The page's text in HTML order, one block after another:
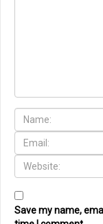
Save my name,